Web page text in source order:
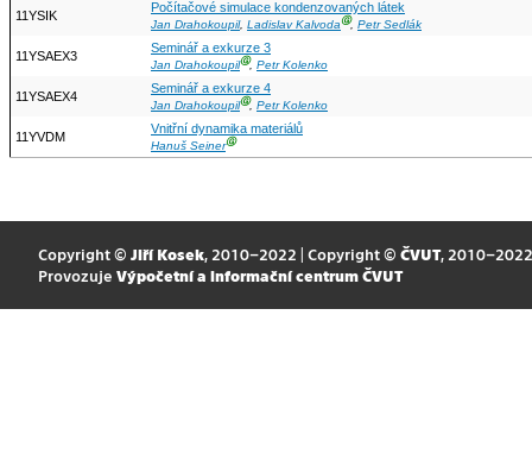
11YSIK
Počítačové simulace kondenzovaných látek
Jan Drahokoupil, Ladislav KalvodaⒼ, Petr Sedlák
11YSAEX3
Seminář a exkurze 3
Jan DrahokoupilⒼ, Petr Kolenko
11YSAEX4
Seminář a exkurze 4
Jan DrahokoupilⒼ, Petr Kolenko
11YVDM
Vnitřní dynamika materiálů
Hanuš SeinerⒼ
Copyright © Jiří Kosek, 2010–2022 | Copyright © ČVUT, 2010–2022
Provozuje Výpočetní a informační centrum ČVUT